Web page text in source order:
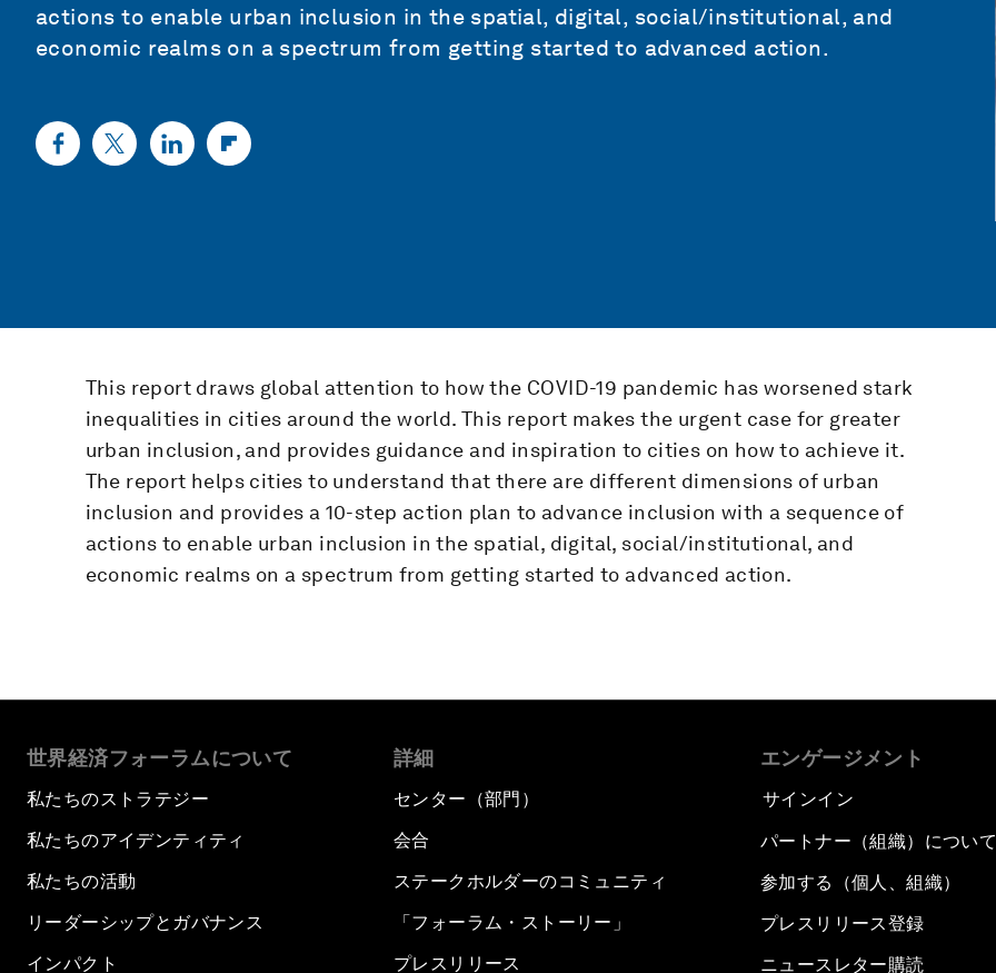
actions to enable urban inclusion in the spatial, digital, social/institutional, and
economic realms on a spectrum from getting started to advanced action.
This report draws global attention to how the COVID-19 pandemic has worsened stark
inequalities in cities around the world. This report makes the urgent case for greater
urban inclusion, and provides guidance and inspiration to cities on how to achieve it.
The report helps cities to understand that there are different dimensions of urban
inclusion and provides a 10-step action plan to advance inclusion with a sequence of
actions to enable urban inclusion in the spatial, digital, social/institutional, and
economic realms on a spectrum from getting started to advanced action.
世界経済フォーラムについて
私たちのストラテジー
私たちのアイデンティティ
私たちの活動
リーダーシップとガバナンス
インパクト
詳細
センター（部門）
会合
ステークホルダーのコミュニティ
「フォーラム・ストーリー」
プレスリリース
エンゲージメント
サインイン
パートナー（組織）について
参加する（個人、組織）
プレスリリース登録
ニュースレター購読